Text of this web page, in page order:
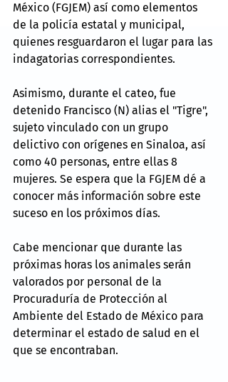
México (FGJEM) así como elementos
de la policía estatal y municipal,
quienes resguardaron el lugar para las
indagatorias correspondientes.
Asimismo, durante el cateo, fue
detenido Francisco (N) alias el "Tigre",
sujeto vinculado con un grupo
delictivo con orígenes en Sinaloa, así
como 40 personas, entre ellas 8
mujeres. Se espera que la FGJEM dé a
conocer más información sobre este
suceso en los próximos días.
Cabe mencionar que durante las
próximas horas los animales serán
valorados por personal de la
Procuraduría de Protección al
Ambiente del Estado de México para
determinar el estado de salud en el
que se encontraban.